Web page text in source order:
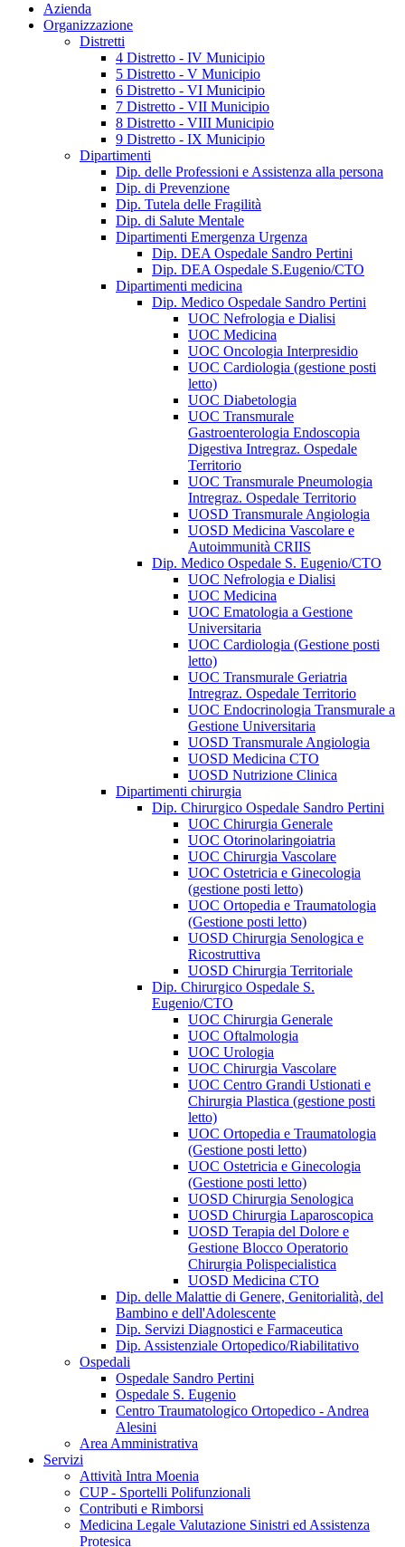
Azienda
Organizzazione
Distretti
4 Distretto - IV Municipio
5 Distretto - V Municipio
6 Distretto - VI Municipio
7 Distretto - VII Municipio
8 Distretto - VIII Municipio
9 Distretto - IX Municipio
Dipartimenti
Dip. delle Professioni e Assistenza alla persona
Dip. di Prevenzione
Dip. Tutela delle Fragilità
Dip. di Salute Mentale
Dipartimenti Emergenza Urgenza
Dip. DEA Ospedale Sandro Pertini
Dip. DEA Ospedale S.Eugenio/CTO
Dipartimenti medicina
Dip. Medico Ospedale Sandro Pertini
UOC Nefrologia e Dialisi
UOC Medicina
UOC Oncologia Interpresidio
UOC Cardiologia (gestione posti
letto)
UOC Diabetologia
UOC Transmurale
Gastroenterologia Endoscopia
Digestiva Intregraz. Ospedale
Territorio
UOC Transmurale Pneumologia
Intregraz. Ospedale Territorio
UOSD Transmurale Angiologia
UOSD Medicina Vascolare e
Autoimmunità CRIIS
Dip. Medico Ospedale S. Eugenio/CTO
UOC Nefrologia e Dialisi
UOC Medicina
UOC Ematologia a Gestione
Universitaria
UOC Cardiologia (Gestione posti
letto)
UOC Transmurale Geriatria
Intregraz. Ospedale Territorio
UOC Endocrinologia Transmurale a
Gestione Universitaria
UOSD Transmurale Angiologia
UOSD Medicina CTO
UOSD Nutrizione Clinica
Dipartimenti chirurgia
Dip. Chirurgico Ospedale Sandro Pertini
UOC Chirurgia Generale
UOC Otorinolaringoiatria
UOC Chirurgia Vascolare
UOC Ostetricia e Ginecologia
(gestione posti letto)
UOC Ortopedia e Traumatologia
(Gestione posti letto)
UOSD Chirurgia Senologica e
Ricostruttiva
UOSD Chirurgia Territoriale
Dip. Chirurgico Ospedale S.
Eugenio/CTO
UOC Chirurgia Generale
UOC Oftalmologia
UOC Urologia
UOC Chirurgia Vascolare
UOC Centro Grandi Ustionati e
Chirurgia Plastica (gestione posti
letto)
UOC Ortopedia e Traumatologia
(Gestione posti letto)
UOC Ostetricia e Ginecologia
(Gestione posti letto)
UOSD Chirurgia Senologica
UOSD Chirurgia Laparoscopica
UOSD Terapia del Dolore e
Gestione Blocco Operatorio
Chirurgia Polispecialistica
UOSD Medicina CTO
Dip. delle Malattie di Genere, Genitorialità, del
Bambino e dell'Adolescente
Dip. Servizi Diagnostici e Farmaceutica
Dip. Assistenziale Ortopedico/Riabilitativo
Ospedali
Ospedale Sandro Pertini
Ospedale S. Eugenio
Centro Traumatologico Ortopedico - Andrea
Alesini
Area Amministrativa
Servizi
Attività Intra Moenia
CUP - Sportelli Polifunzionali
Contributi e Rimborsi
Medicina Legale Valutazione Sinistri ed Assistenza
Protesica